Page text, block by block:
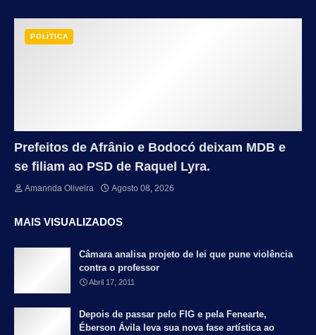
POLÍTICA
Prefeitos de Afrânio e Bodocó deixam MDB e
se filiam ao PSD de Raquel Lyra.
Amannda Oliveira Agosto 08, 2026
MAIS VISUALIZADOS
Câmara analisa projeto de lei que pune violência
contra o professor
Abril 17, 2011
Depois de passar pelo FIG e pela Fenearte,
Éberson Ávila leva sua nova fase artística ao